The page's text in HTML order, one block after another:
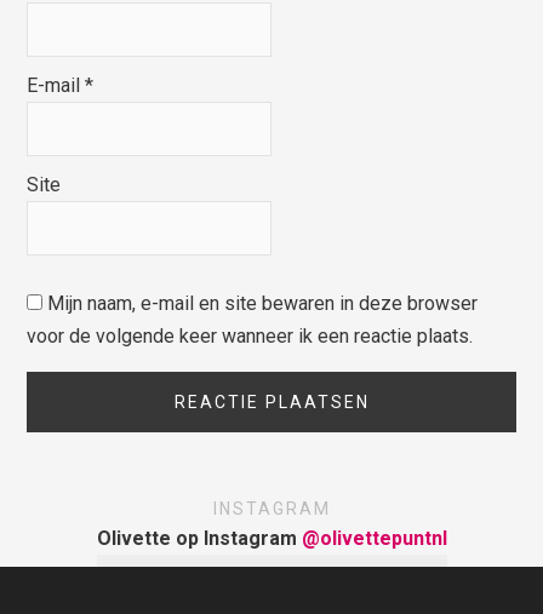
E-mail*
Site
Mijn naam, e-mail en site bewaren in deze browser
voor de volgende keer wanneer ik een reactie plaats.
INSTAGRAM
Olivette op Instagram @olivettepuntnl